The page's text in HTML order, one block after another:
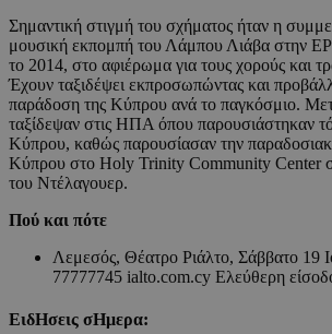
Σημαντική στιγμή του σχήματος ήταν η
μουσική εκπομπή του Λάμπου Λιάβα στην
το 2014, στο αφιέρωμα για τους χορούς και
Έχουν ταξιδέψει εκπροσωπώντας και
παράδοση της Κύπρου ανά το παγκόσμιο.
ταξίδεψαν στις ΗΠΑ όπου παρουσιάστηκαν
Κύπρου, καθώς παρουσίασαν την
Κύπρου στο Holy Trinity Community Center
του Ντέλαγουερ.
Πού και πότε
Λεμεσός, Θέατρο Ριάλτο, Σάββατο 19
77777745 ialto.com.cy Ελεύθερη
ΕιδΗσεις σΗμερα: